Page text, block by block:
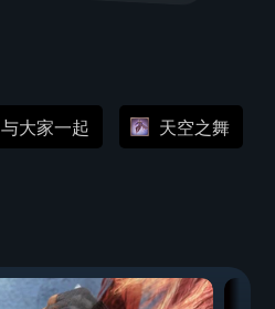
与大家一起 天空之舞